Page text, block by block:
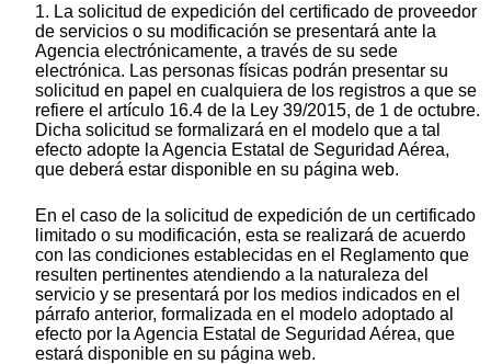
1. La solicitud de expedición del certificado de proveedor
de servicios o su modificación se presentará ante la
Agencia electrónicamente, a través de su sede
electrónica. Las personas físicas podrán presentar su
solicitud en papel en cualquiera de los registros a que se
refiere el artículo 16.4 de la Ley 39/2015, de 1 de octubre.
Dicha solicitud se formalizará en el modelo que a tal
efecto adopte la Agencia Estatal de Seguridad Aérea,
que deberá estar disponible en su página web.
En el caso de la solicitud de expedición de un certificado
limitado o su modificación, esta se realizará de acuerdo
con las condiciones establecidas en el Reglamento que
resulten pertinentes atendiendo a la naturaleza del
servicio y se presentará por los medios indicados en el
párrafo anterior, formalizada en el modelo adoptado al
efecto por la Agencia Estatal de Seguridad Aérea, que
estará disponible en su página web.